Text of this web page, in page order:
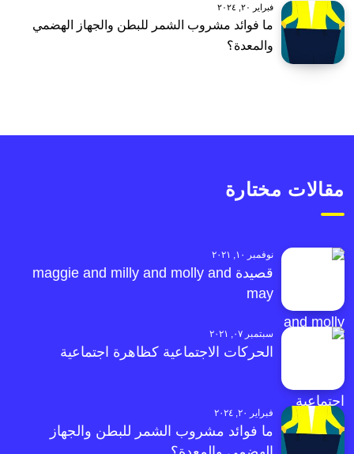
فبراير ٢٠, ٢٠٢٤
ما فوائد مشروب الشمر للبطن والجهاز الهضمي
والمعدة؟
مقالات مختارة
نوفمبر ١٠, ٢٠٢١
قصيدة maggie and milly and molly and
may
سبتمبر ٠٧, ٢٠٢١
الحركات الاجتماعية كظاهرة اجتماعية
فبراير ٢٠, ٢٠٢٤
ما فوائد مشروب الشمر للبطن والجهاز